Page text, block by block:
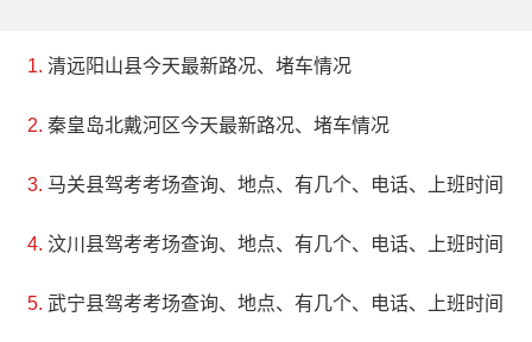
评级：AAA
地址：福建省泉州市安溪县虎邱镇湖东村海坵89号
安溪虎邱洪恩岩风景区以山水风貌鲜明著称，可观赏大
化底蕴而成为游客心目中必去之处，茶乡以及众多古镇和寺
清远阳山县今天最新路况、堵车情况
秦皇岛北戴河区今天最新路况、堵车情况
马关县驾考考场查询、地点、有几个、电话、上班时间
汶川县驾考考场查询、地点、有几个、电话、上班时间
武宁县驾考考场查询、地点、有几个、电话、上班时间